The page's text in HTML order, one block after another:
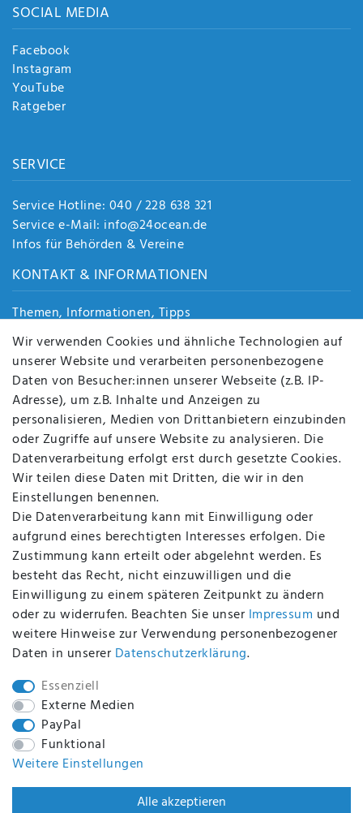
SOCIAL MEDIA
Facebook
Instagram
YouTube
Ratgeber
SERVICE
Service Hotline: 040 / 228 638 321
Service e-Mail: info@24ocean.de
Infos für Behörden & Vereine
KONTAKT & INFORMATIONEN
Themen, Informationen, Tipps
Jobs
Über uns
Kontakt
Datenschutz
AGB
FAQ
Batterieentsorgung
Altölverordnung
Impressum
BEQUEM UND SICHER BEZAHLEN MIT
BEI UNS SIND SIE SICHER!
WIR VERSENDEN MIT
WIR SIND ZERTIFIZIERT DURCH
Wir verwenden Cookies und ähnliche Technologien auf
unserer Website und verarbeiten personenbezogene
Daten von Besucher:innen unserer Webseite (z.B. IP-
Adresse), um z.B. Inhalte und Anzeigen zu
personalisieren, Medien von Drittanbietern einzubinden
oder Zugriffe auf unsere Website zu analysieren. Die
Datenverarbeitung erfolgt erst durch gesetzte Cookies.
Wir teilen diese Daten mit Dritten, die wir in den
Einstellungen benennen.
Die Datenverarbeitung kann mit Einwilligung oder
aufgrund eines berechtigten Interesses erfolgen. Die
Zustimmung kann erteilt oder abgelehnt werden. Es
besteht das Recht, nicht einzuwilligen und die
Einwilligung zu einem späteren Zeitpunkt zu ändern
oder zu widerrufen. Beachten Sie unser Impressum und
weitere Hinweise zur Verwendung personenbezogener
Daten in unserer Daten­schutz­erklärung.
Essenziell
Externe Medien
PayPal
Funktional
Weitere Einstellungen
Alle akzeptieren